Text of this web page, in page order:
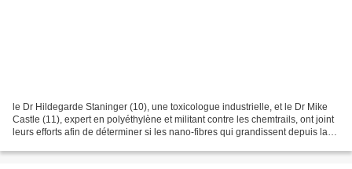
le Dr Hildegarde Staninger (10), une toxicologue industrielle, et le Dr Mike
Castle (11), expert en polyéthylène et militant contre les chemtrails, ont joint
leurs efforts afin de déterminer si les nano-fibres qui grandissent depuis la